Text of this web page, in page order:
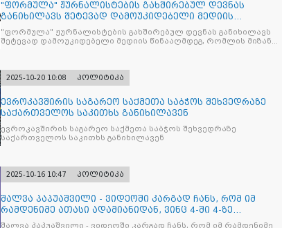
"ფორმულა" ჟურნალისტების გახშირებულ დევნას
განიხილავს შეტევად დამოუკიდებელი მედიის
წინააღმდ
"ფორმულა" ჟურნალისტების გახშირებულ დევნას განიხილავს
შეტევად დამოუკიდებელი მედიის წინააღმდეგ, რომლის მიზანი
2025-10-20 10:08 პოლიტიკა
ევროკავშირის საგარეო საქმეთა საბჭოს შეხვედრაზე
საქართველოს საკითხს განიხილავენ
ევროკავშირის საგარეო საქმეთა საბჭოს შეხვედრაზე
საქართველოს საკითხს განიხილავენ
2025-10-16 10:47 პოლიტიკა
შალვა პაპუაშვილი - ვიდეოში კარგად ჩანს, რომ იმ
რამდენიმე ათასი ადამიანიდან, ვინც 4-ში 4-ზე
შეიკრიბა,
შალვა პაპუაშვილი - ვიდეოში კარგად ჩანს, რომ იმ რამდენიმე